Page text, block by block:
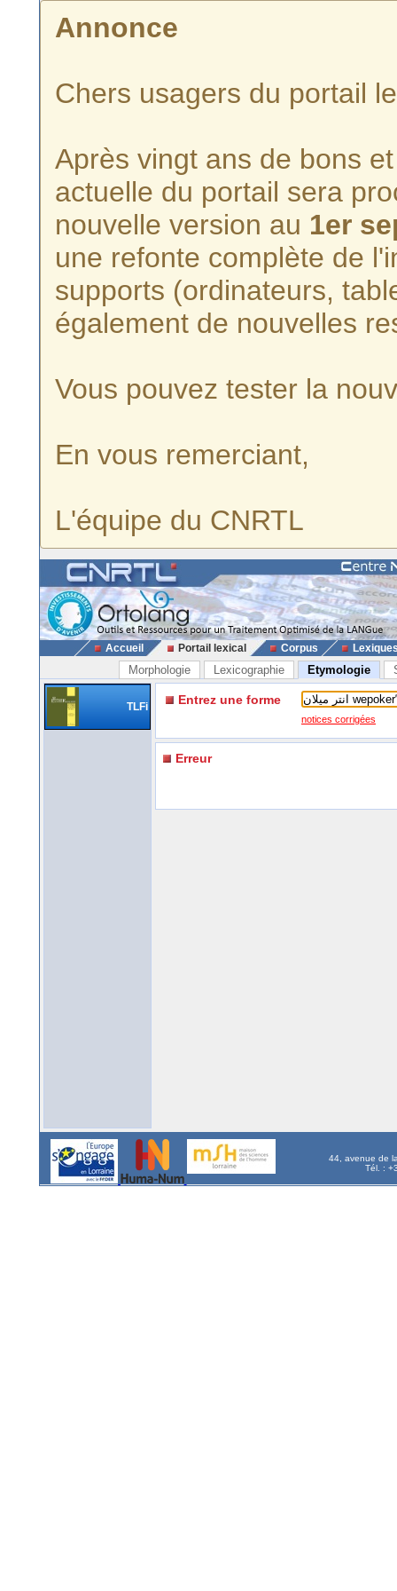
Annonce
Chers usagers du portail
Après vingt ans de bons
actuelle du portail sera
nouvelle version au 1er
une refonte complète de
supports (ordinateurs,
également de nouvelles
Vous pouvez tester la
En vous remerciant,
L'équipe du CNRTL
Accueil Portail lexical Corpus
Morphologie Lexicographie Etymologie
TLFi Entrez une forme
notices corrigées
Erreur
44, avenue de
Tél. :